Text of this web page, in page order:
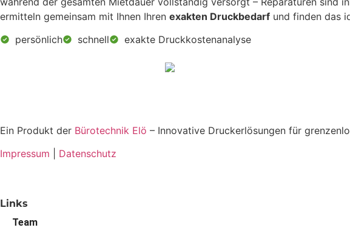
ermitteln gemeinsam mit Ihnen Ihren exakten Druckbedarf und finden das
persönlich
schnell exakte Druckkostenanalyse
Ein Produkt der Bürotechnik Elö – Innovative Druckerlösungen für
Impressum
Datenschutz
Links
Team